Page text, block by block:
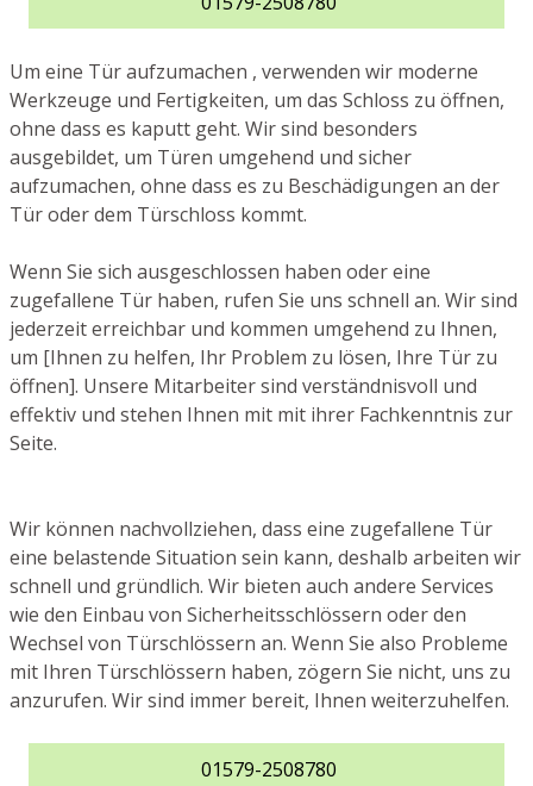
Um eine Tür aufzumachen , verwenden wir moderne
Werkzeuge und Fertigkeiten, um das Schloss zu öffnen,
ohne dass es kaputt geht. Wir sind besonders
ausgebildet, um Türen umgehend und sicher
aufzumachen, ohne dass es zu Beschädigungen an der
Tür oder dem Türschloss kommt.
Wenn Sie sich ausgeschlossen haben oder eine
zugefallene Tür haben, rufen Sie uns schnell an. Wir sind
jederzeit erreichbar und kommen umgehend zu Ihnen,
um [Ihnen zu helfen, Ihr Problem zu lösen, Ihre Tür zu
öffnen]. Unsere Mitarbeiter sind verständnisvoll und
effektiv und stehen Ihnen mit mit ihrer Fachkenntnis zur
Seite.
Wir können nachvollziehen, dass eine zugefallene Tür
eine belastende Situation sein kann, deshalb arbeiten wir
schnell und gründlich. Wir bieten auch andere Services
wie den Einbau von Sicherheitsschlössern oder den
Wechsel von Türschlössern an. Wenn Sie also Probleme
mit Ihren Türschlössern haben, zögern Sie nicht, uns zu
anzurufen. Wir sind immer bereit, Ihnen weiterzuhelfen.
01579-2508780